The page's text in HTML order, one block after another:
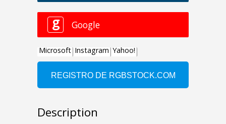
Description